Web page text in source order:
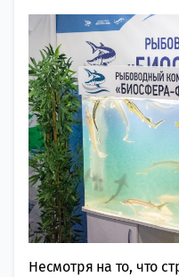
Несмотря на то, что